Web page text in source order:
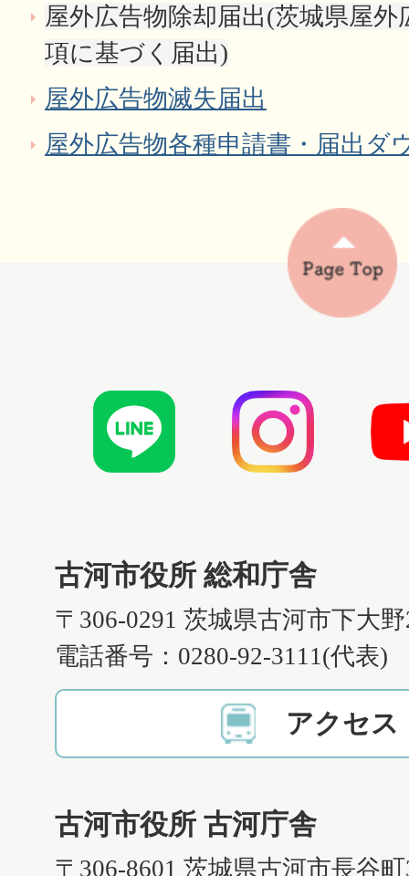
屋外広告物除却届出(茨城県屋外
項に基づく届出)
屋外広告物滅失届出
屋外広告物各種申請書・届出ダ
古河市役所 総和庁舎
〒306-0291 茨城県古河市下大
電話番号：0280-92-3111(代表)
アクセス
古河市役所 古河庁舎
〒306-8601 茨城県古河市長谷